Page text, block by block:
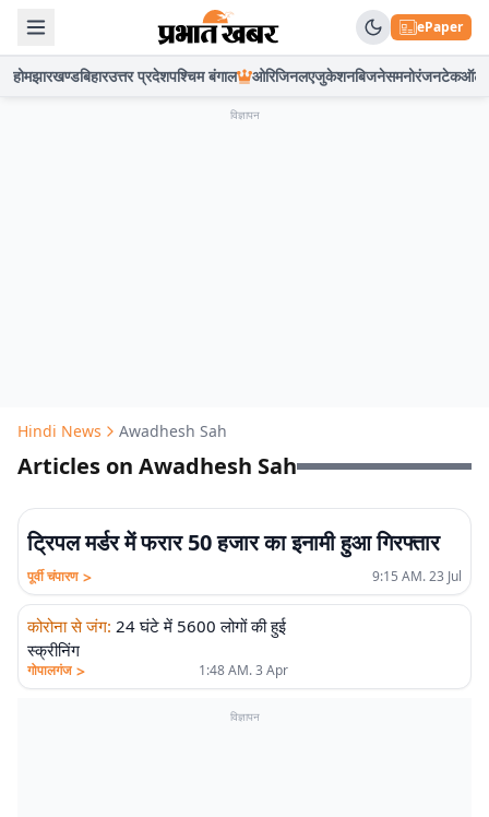
ePaper
होमझारखण्डबिहारउत्तर प्रदेशपश्चिम बंगाल ओरिजिनलएजुकेशनबिजनेसमनोरंजनटेकऑटो
विज्ञापन
Hindi News Awadhesh Sah
Articles on Awadhesh Sah
ट्रिपल मर्डर में फरार 50 हजार का इनामी हुआ गिरफ्तार
पूर्वी चंपारण > 9:15 AM. 23 Jul
कोरोना से जंग: 24 घंटे में 5600 लोगों की हुई
स्क्रीनिंग
गोपालगंज > 1:48 AM. 3 Apr
विज्ञापन